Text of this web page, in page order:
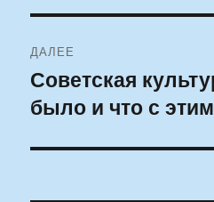
ДАЛЕЕ
Следующая
запись:
Советская
было и что с